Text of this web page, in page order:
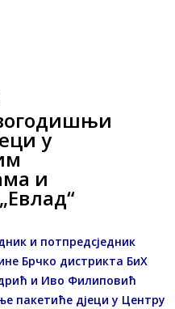
у
и
и потпредсједник
Брчко дистрикта БиХ
и Иво Филиповић
пакетиће дјеци у Центру